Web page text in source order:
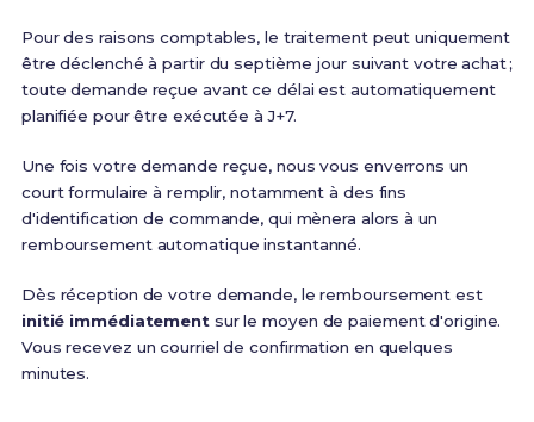
Pour des raisons comptables, le traitement peut uniquement
être déclenché à partir du septième jour suivant votre achat ;
toute demande reçue avant ce délai est automatiquement
planifiée pour être exécutée à J+7.
Une fois votre demande reçue, nous vous enverrons un
court formulaire à remplir, notamment à des fins
d'identification de commande, qui mènera alors à un
remboursement automatique instantanné.
Dès réception de votre demande, le remboursement est
initié immédiatement sur le moyen de paiement d'origine.
Vous recevez un courriel de confirmation en quelques
minutes.